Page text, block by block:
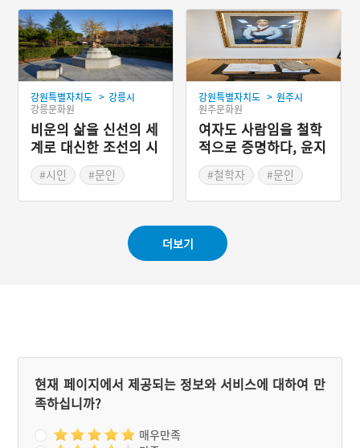
하고 홀로 암송하며 자기 수
양에 힘썼다. 글쓰기를 좋아
해 꾸준히 적어둔 글을 그녀
의 사후 남편 윤광연이 간행
해 사임당과 윤지당의 재능
을 겸비했다는 평을 듣게 되
었다.
#경기도의 문화예술인
#경기도의 문화예술인
강원특별자치도 > 강릉시
강릉문화원
비운의 삶을 신선의 세
계로 대신한 조선의 시
인, 난설헌
#시인
#문인
강원특별자치도 > 원주시
원주문화원
여자도 사람임을 철학
적으로 증명하다, 윤지
당#철학자
#문인
더보기
현재 페이지에서 제공되는 정보와 서비스에 대하여 만
족하십니까?
매우만족